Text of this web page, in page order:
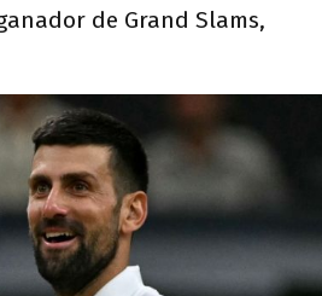
de Grand Slams,